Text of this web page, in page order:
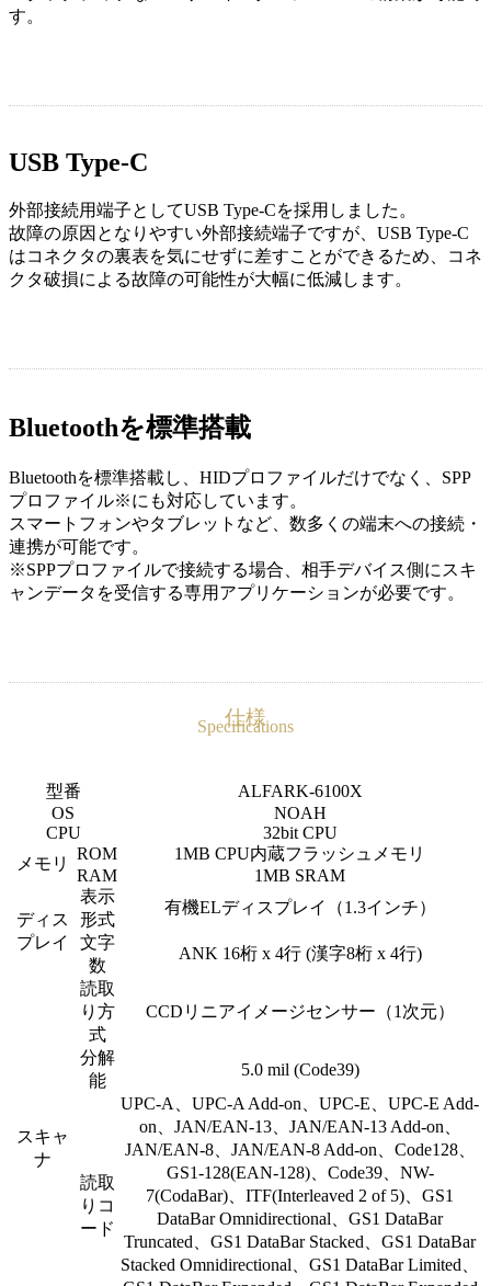
す。
USB Type-C
外部接続用端子としてUSB Type-Cを採用しました。
故障の原因となりやすい外部接続端子ですが、USB Type-C
はコネクタの裏表を気にせずに差すことができるため、コネ
クタ破損による故障の可能性が大幅に低減します。
Bluetoothを標準搭載
Bluetoothを標準搭載し、HIDプロファイルだけでなく、SPP
プロファイル※にも対応しています。
スマートフォンやタブレットなど、数多くの端末への接続・
連携が可能です。
※SPPプロファイルで接続する場合、相手デバイス側にスキ
ャンデータを受信する専用アプリケーションが必要です。
仕様
Specifications
型番 ALFARK-6100X
OS
NOAH
CPU
32bit CPU
メモリ
ROM
1MB CPU内蔵フラッシュメモリ
RAM
1MB SRAM
ディス
プレイ
表示
形式
有機ELディスプレイ（1.3インチ）
文字
数
ANK 16桁 x 4行 (漢字8桁 x 4行)
スキャ
ナ
読取
り方
式
CCDリニアイメージセンサー（1次元）
分解
能
5.0 mil (Code39)
読取
りコ
ード
UPC-A、UPC-A Add-on、UPC-E、UPC-E Add-
on、JAN/EAN-13、JAN/EAN-13 Add-on、
JAN/EAN-8、JAN/EAN-8 Add-on、Code128、
GS1-128(EAN-128)、Code39、NW-
7(CodaBar)、ITF(Interleaved 2 of 5)、GS1
DataBar Omnidirectional、GS1 DataBar
Truncated、GS1 DataBar Stacked、GS1 DataBar
Stacked Omnidirectional、GS1 DataBar Limited、